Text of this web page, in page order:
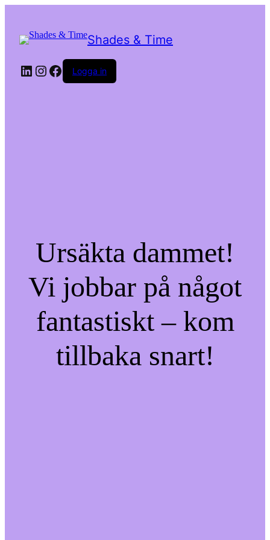
Shades & Time
LinkedIn
Instagram
Facebook
Logga in
Ursäkta dammet!
Vi jobbar på något
fantastiskt – kom
tillbaka snart!